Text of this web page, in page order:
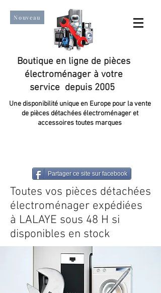
Nouveau
Boutique en ligne de pièces
électroménager à votre
service depuis 2005
Une disponibilité unique en Europe pour la vente
de pièces détachées électroménager et
accessoires toutes marques
Partager ce site sur facebook
Toutes vos pièces détachées
électroménager expédiées
à LALAYE sous 48 H si
disponibles en stock